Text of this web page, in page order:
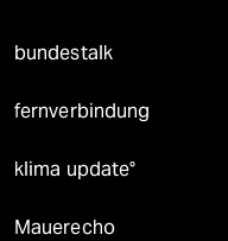
bundestalk
fernverbindung
klima update°
Mauerecho